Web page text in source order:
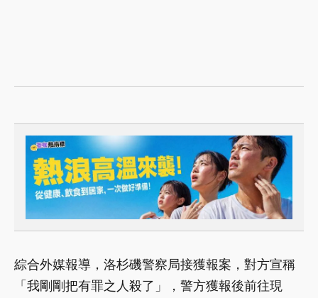
綜合外媒報導，洛杉磯警察局接獲報案，對方宣稱
「我剛剛把有罪之人殺了」，警方獲報後前往現